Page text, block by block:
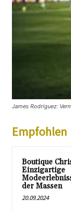
James Rodríguez:
Empfohlen
Boutique
Einzigartige
der Massen
20.09.2024